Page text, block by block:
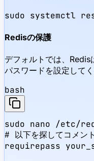
sudo systemctl
Redisの保護
デフォルトでは、Redis
パスワードを設定してく
bash
sudo nano /etc/
# 以下を探してコメン
requirepass